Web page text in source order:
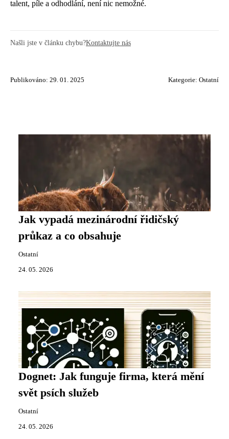
talent, píle a odhodlání, není nic nemožné.
Našli jste v článku chybu?Kontaktujte nás
Publikováno: 29. 01. 2025 Kategorie: Ostatní
Jak vypadá mezinárodní řidičský
průkaz a co obsahuje
Ostatní
24. 05. 2026
Dognet: Jak funguje firma, která mění
svět psích služeb
Ostatní
24. 05. 2026